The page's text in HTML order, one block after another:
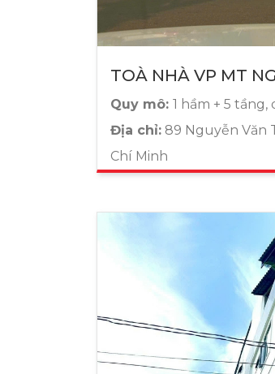
TOÀ NHÀ VP MT
Quy mô: 1 hầm + 5
Địa chỉ: 89 Nguyễn Văn
Chí Minh